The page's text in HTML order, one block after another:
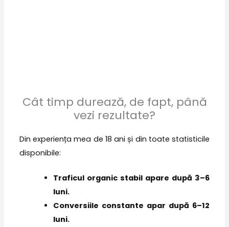
Cât timp durează, de fapt, până
vezi rezultate?
Din experiența mea de 18 ani și din toate statisticile
disponibile:
Traficul organic stabil apare după 3–6
luni.
Conversiile constante apar după 6–12
luni.